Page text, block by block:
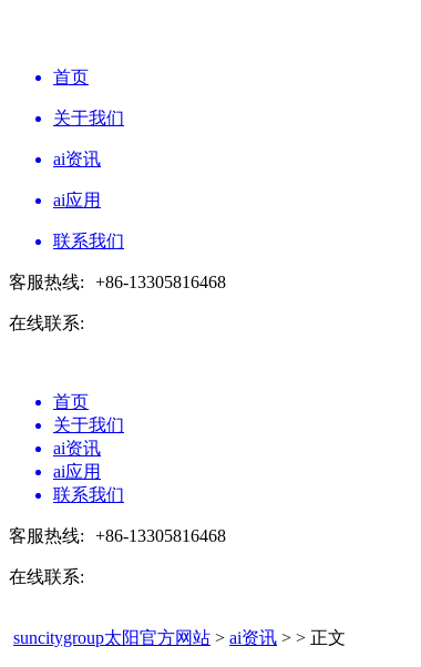
首页
关于我们
ai资讯
ai应用
联系我们
客服热线: +86-13305816468
在线联系:
首页
关于我们
ai资讯
ai应用
联系我们
客服热线: +86-13305816468
在线联系:
suncitygroup太阳官方网站 > ai资讯 > > 正文